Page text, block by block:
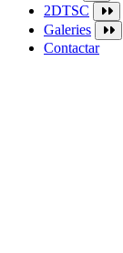
2DTSC
Galeries
Contactar